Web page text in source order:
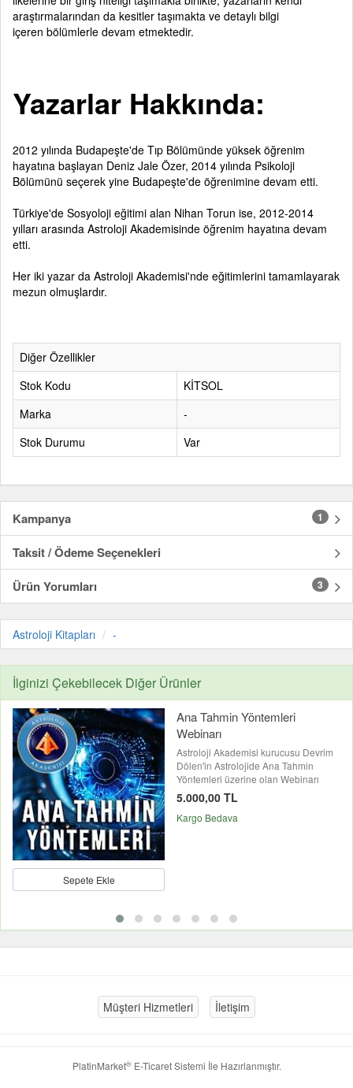
araştırmalarından da kesitler taşımakta ve detaylı bilgi
içeren bölümlerle devam etmektedir.
Yazarlar Hakkında:
2012 yılında Budapeşte'de Tıp Bölümünde yüksek öğrenim
hayatına başlayan Deniz Jale Özer, 2014 yılında Psikoloji
Bölümünü seçerek yine Budapeşte'de öğrenimine devam etti.
Türkiye'de Sosyoloji eğitimi alan Nihan Torun ise, 2012-2014
yılları arasında Astroloji Akademisinde öğrenim hayatına devam
etti.
Her iki yazar da Astroloji Akademisi'nde eğitimlerini tamamlayarak
mezun olmuşlardır.
Diğer Özellikler
Stok Kodu
KİTSOL
Marka
-
Stok Durumu
Var
Kampanya 1
Taksit / Ödeme Seçenekleri
Ürün Yorumları
3
Astroloji Kitapları -
İlginizi Çekebilecek Diğer Ürünler
Sepete Ekle
Ana Tahmin Yöntemleri
Webinarı
Astroloji Akademisi kurucusu Devrim
Dölen'in Astrolojide Ana Tahmin
Yöntemleri üzerine olan Webinarı
5.000,00 TL
Kargo Bedava
Müşteri Hizmetleri İletişim
PlatinMarket®E-Ticaret Sistemi İle Hazırlanmıştır.